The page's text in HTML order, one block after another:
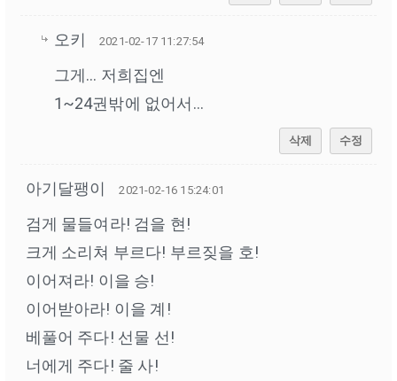
오키 2021-02-17 11:27:54
그게... 저희집엔
1~24권밖에 없어서...
삭제 수정
아기달팽이 2021-02-16 15:24:01
검게 물들여라! 검을 현!
크게 소리쳐 부르다! 부르짖을 호!
이어져라! 이을 승!
이어받아라! 이을 계!
베풀어 주다! 선물 선!
너에게 주다! 줄 사!